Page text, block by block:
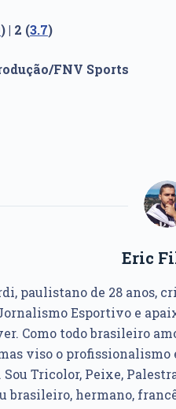
) | 2 (3.7)
FNV Sports
Eric
paulistano de 28 anos,
Esportivo e
Como todo brasileiro
viso o
Tricolor, Peixe,
brasileiro, hermano,